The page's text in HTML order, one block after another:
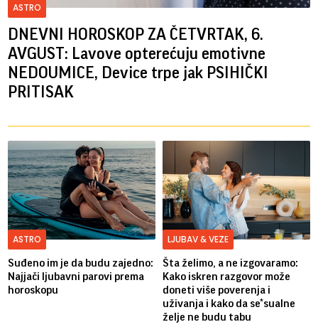
ASTRO
DNEVNI HOROSKOP ZA ČETVRTAK, 6.
AVGUST: Lavove opterećuju emotivne
NEDOUMICE, Device trpe jak PSIHIČKI
PRITISAK
ASTRO
Suđeno im je da budu zajedno:
Najjači ljubavni parovi prema
horoskopu
LJUBAV & VEZE
Šta želimo, a ne izgovaramo:
Kako iskren razgovor može
doneti više poverenja i
uživanja i kako da se*sualne
želje ne budu tabu